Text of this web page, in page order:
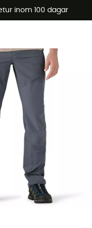
inom 100 dagar
vid köp av 2